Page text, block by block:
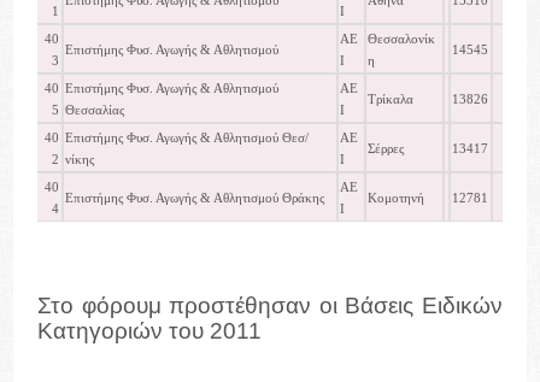
1
Ι
40
3
Επιστήμης Φυσ. Αγωγής & Αθλητισμού
ΑΕ
Ι
Θεσσαλονίκ
η
14545
40
5
Επιστήμης Φυσ. Αγωγής & Αθλητισμού
Θεσσαλίας
ΑΕ
Ι
Τρίκαλα 13826
40
2
Επιστήμης Φυσ. Αγωγής & Αθλητισμού Θεσ/
νίκης
ΑΕ
Ι
Σέρρες 13417
40
4
Επιστήμης Φυσ. Αγωγής & Αθλητισμού Θράκης
ΑΕ
Ι
Κομοτηνή 12781
Στο φόρουμ προστέθησαν οι Βάσεις Ειδικών
Κατηγοριών του 2011